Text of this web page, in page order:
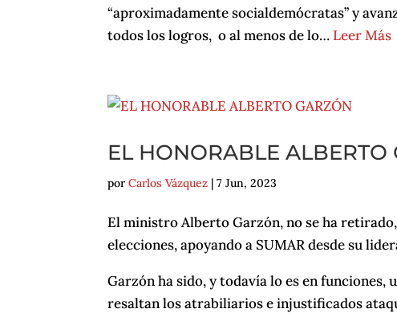
“aproximadamente socialdemócratas” y
todos los logros, o al menos de lo… Leer Más
EL HONORABLE ALBERTO
porCarlos Vázquez |7 Jun, 2023
El ministro Alberto Garzón, no se ha
elecciones, apoyando a SUMAR desde su
Garzón ha sido, y todavía lo es en
resaltan los atrabiliarios e injustificados